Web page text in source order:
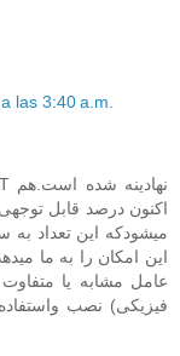
las 3:40 a.m.
اکنون درصد قابل
میشودکه این تعداد
این امکان را به ما
عامل مشابه یا
فیزیکی) نصب